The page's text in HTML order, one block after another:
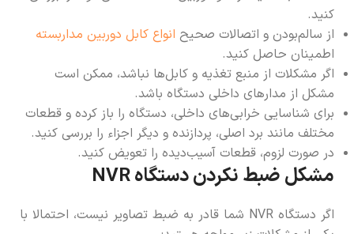
کنید.
از سالم‌‌بودن و اتصالات صحیح انواع کابل دوربین مداربسته
اطمینان حاصل کنید.
اگر مشکلات از منبع تغذیه و کابل‌ها نباشد، ممکن است
مشکل از مدارهای داخلی دستگاه باشد.
برای شناسایی خرابی‌های داخلی، دستگاه را باز کرده و قطعات
مختلف مانند برد اصلی، پردازنده و دیگر اجزاء را بررسی کنید.
در صورت لزوم، قطعات آسیب‌دیده را تعویض کنید.
مشکل ضبط نکردن دستگاه NVR
اگر دستگاه NVR شما قادر به ضبط تصاویر نیست، احتمالا با